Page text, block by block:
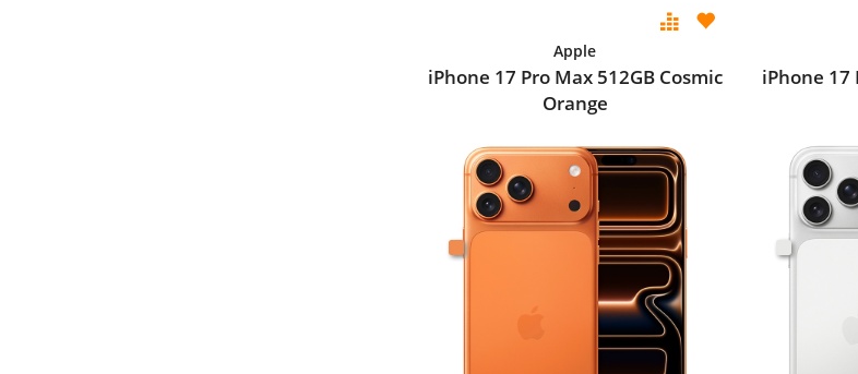
Apple
iPhone 17 Pro Max 512GB Cosmic
Orange
iPhone 17